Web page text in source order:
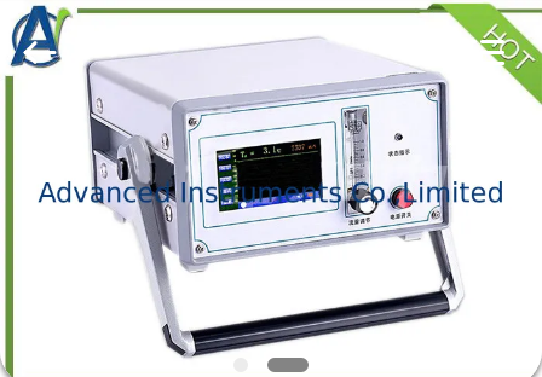
منتجات
معلومات
Advanced
Instruments
Co.,Limited.
All
Rights
Reserved.